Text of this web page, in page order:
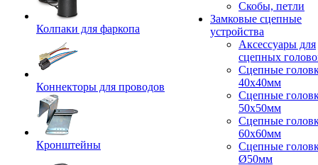
Колпаки для фаркопа
Коннекторы для проводов
Кронштейны
Скобы, петли
Замковые сцепные
устройства
Аксессуары для
сцепных
Сцепные
40x40мм
Сцепные
50x50мм
Сцепные
60x60мм
Сцепные
Ø50мм